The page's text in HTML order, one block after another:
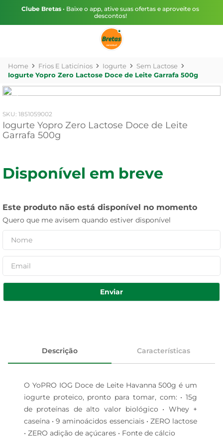
Clube Bretas • Baixe o app, ative suas ofertas e aproveite os
descontos!
Frios E Laticínios Iogurte
Sem Lactose
Iogurte Yopro Zero Lactose Doce de Leite Garrafa 500g
: 1851059002
Iogurte Yopro Zero Lactose Doce de Leite
Garrafa 500g
Disponível em breve
Este produto não está disponível no momento
Quero que me avisem quando estiver disponível
Enviar
Descrição Características
O YoPRO IOG Doce de Leite Havanna 500g é um
iogurte proteico, pronto para tomar, com: • 15g
de proteínas de alto valor biológico • Whey +
caseína • 9 aminoácidos essenciais • ZERO lactose
• ZERO adição de açúcares • Fonte de cálcio